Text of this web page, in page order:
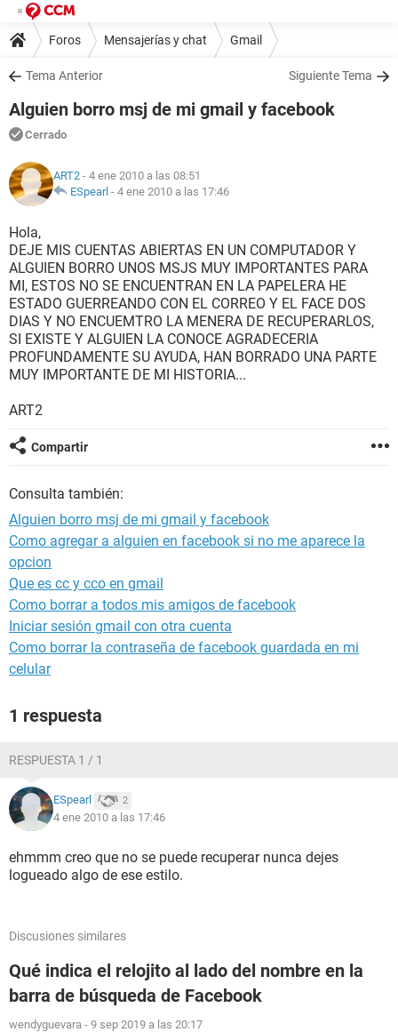
Foros Mensajerías y chat Gmail
Tema Anterior Siguiente Tema
Alguien borro msj de mi gmail y facebook
Cerrado
ART2 - 4 ene 2010 a las 08:51
ESpearl - 4 ene 2010 a las 17:46
Hola,
DEJE MIS CUENTAS ABIERTAS EN UN COMPUTADOR Y
ALGUIEN BORRO UNOS MSJS MUY IMPORTANTES PARA
MI, ESTOS NO SE ENCUENTRAN EN LA PAPELERA HE
ESTADO GUERREANDO CON EL CORREO Y EL FACE DOS
DIAS Y NO ENCUEMTRO LA MENERA DE RECUPERARLOS,
SI EXISTE Y ALGUIEN LA CONOCE AGRADECERIA
PROFUNDAMENTE SU AYUDA, HAN BORRADO UNA PARTE
MUY IMPORTANTE DE MI HISTORIA...
ART2
Compartir
Consulta también:
Alguien borro msj de mi gmail y facebook
Como agregar a alguien en facebook si no me aparece la
opcion
Que es cc y cco en gmail
Como borrar a todos mis amigos de facebook
Iniciar sesión gmail con otra cuenta
Como borrar la contraseña de facebook guardada en mi
celular
1 respuesta
RESPUESTA 1 / 1
ESpearl 2
4 ene 2010 a las 17:46
ehmmm creo que no se puede recuperar nunca dejes
logueado algo de ese estilo.
Discusiones similares
Qué indica el relojito al lado del nombre en la
barra de búsqueda de Facebook
wendyguevara - 9 sep 2019 a las 20:17